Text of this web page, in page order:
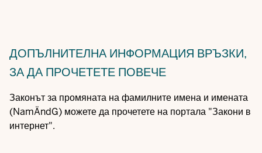
ДОПЪЛНИТЕЛНА ИНФОРМАЦИЯ ВРЪЗКИ,
ЗА ДА ПРОЧЕТЕТЕ ПОВЕЧЕ
Законът за промяната на фамилните имена и имената
(NamÄndG) можете да прочетете на портала "Закони в
интернет".